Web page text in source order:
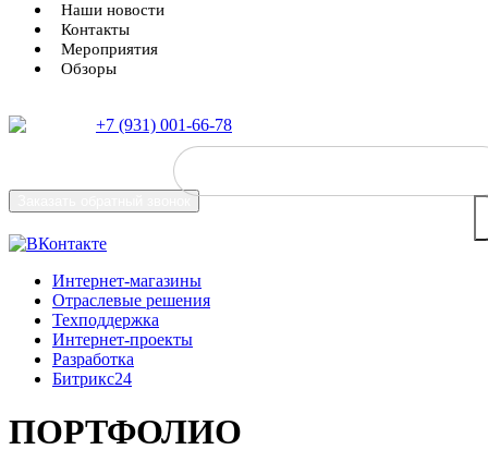
Наши новости
Контакты
Мероприятия
Обзоры
+7 (931) 001-66-78
Интернет-магазины
Отраслевые решения
Техподдержка
Интернет-проекты
Разработка
Битрикс24
ПОРТФОЛИО